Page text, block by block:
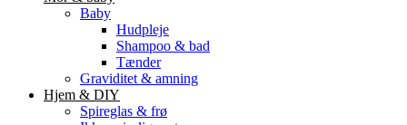
Baby
Hudpleje
Shampoo & bad
Tænder
Graviditet & amning
Hjem & DIY
Spireglas & frø